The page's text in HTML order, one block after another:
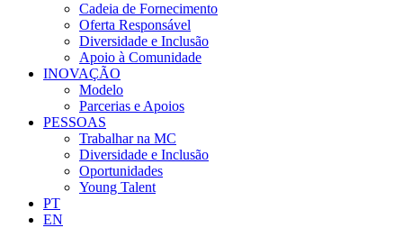
Cadeia de Fornecimento
Oferta Responsável
Diversidade e Inclusão
Apoio à Comunidade
INOVAÇÃO
Modelo
Parcerias e Apoios
PESSOAS
Trabalhar na MC
Diversidade e Inclusão
Oportunidades
Young Talent
PT
EN